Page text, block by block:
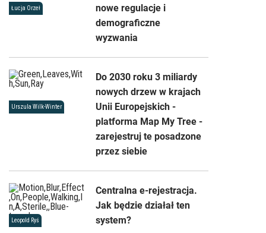
Łucja Orzeł
nowe regulacje i
demograficzne
wyzwania
Urszula Wilk-Winter
Do 2030 roku 3 miliardy
nowych drzew w krajach
Unii Europejskich -
platforma Map My Tree -
zarejestruj te posadzone
przez siebie
Leopold Ryś
Centralna e-rejestracja.
Jak będzie działał ten
system?